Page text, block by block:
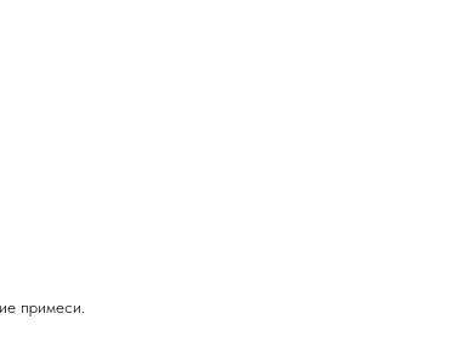
примеси.